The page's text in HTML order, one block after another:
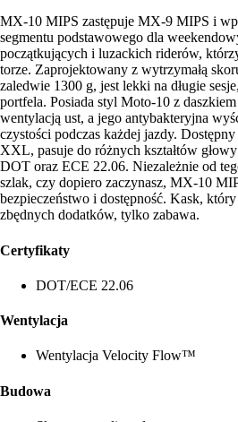
MX-10 MIPS zastępuje MX-9 MIPS i
segmentu podstawowego dla
początkujących i luzackich riderów,
torze. Zaprojektowany z wytrzymałą
zaledwie 1300 g, jest lekki na długie
portfela. Posiada styl Moto-10 z
wentylacją ust, a jego antybakteryjna
czystości podczas każdej jazdy.
XXL, pasuje do różnych kształtów
DOT oraz ECE 22.06. Niezależnie od
szlak, czy dopiero zaczynasz, MX-10
bezpieczeństwo i dostępność. Kask,
zbędnych dodatków, tylko zabawa.
Certyfikaty
DOT/ECE 22.06
Wentylacja
Wentylacja Velocity Flow™
Budowa